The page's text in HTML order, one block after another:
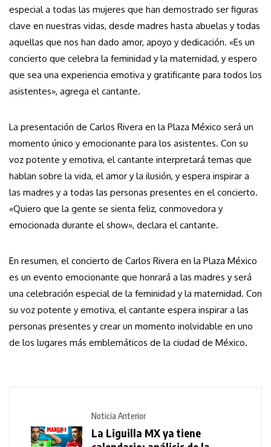
especial a todas las mujeres que han demostrado ser figuras
clave en nuestras vidas, desde madres hasta abuelas y todas
aquellas que nos han dado amor, apoyo y dedicación. «Es un
concierto que celebra la feminidad y la maternidad, y espero
que sea una experiencia emotiva y gratificante para todos los
asistentes», agrega el cantante.
La presentación de Carlos Rivera en la Plaza México será un
momento único y emocionante para los asistentes. Con su
voz potente y emotiva, el cantante interpretará temas que
hablan sobre la vida, el amor y la ilusión, y espera inspirar a
las madres y a todas las personas presentes en el concierto.
«Quiero que la gente se sienta feliz, conmovedora y
emocionada durante el show», declara el cantante.
En resumen, el concierto de Carlos Rivera en la Plaza México
es un evento emocionante que honrará a las madres y será
una celebración especial de la feminidad y la maternidad. Con
su voz potente y emotiva, el cantante espera inspirar a las
personas presentes y crear un momento inolvidable en uno
de los lugares más emblemáticos de la ciudad de México.
Noticia Anterior
La Liguilla MX ya tiene